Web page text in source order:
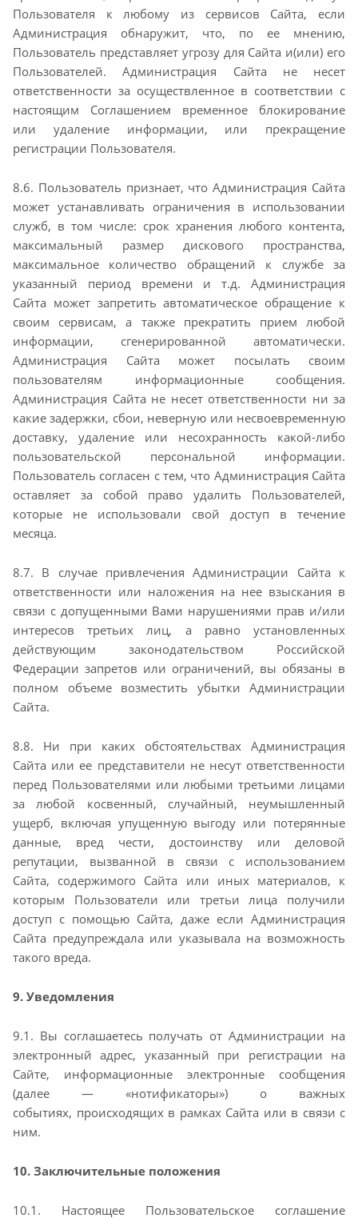
Пользователя к любому из сервисов Сайта, если
Администрация обнаружит, что, по ее мнению,
Пользователь представляет угрозу для Сайта и(или) его
Пользователей. Администрация Сайта не несет
ответственности за осуществленное в соответствии с
настоящим Соглашением временное блокирование
или удаление информации, или прекращение
регистрации Пользователя.
8.6. Пользователь признает, что Администрация Сайта
может устанавливать ограничения в использовании
служб, в том числе: срок хранения любого контента,
максимальный размер дискового пространства,
максимальное количество обращений к службе за
указанный период времени и т.д. Администрация
Сайта может запретить автоматическое обращение к
своим сервисам, а также прекратить прием любой
информации, сгенерированной автоматически.
Администрация Сайта может посылать своим
пользователям информационные сообщения.
Администрация Сайта не несет ответственности ни за
какие задержки, сбои, неверную или несвоевременную
доставку, удаление или несохранность какой-либо
пользовательской персональной информации.
Пользователь согласен с тем, что Администрация Сайта
оставляет за собой право удалить Пользователей,
которые не использовали свой доступ в течение
месяца.
8.7. В случае привлечения Администрации Сайта к
ответственности или наложения на нее взыскания в
связи с допущенными Вами нарушениями прав и/или
интересов третьих лиц, а равно установленных
действующим законодательством Российской
Федерации запретов или ограничений, вы обязаны в
полном объеме возместить убытки Администрации
Сайта.
8.8. Ни при каких обстоятельствах Администрация
Сайта или ее представители не несут ответственности
перед Пользователями или любыми третьими лицами
за любой косвенный, случайный, неумышленный
ущерб, включая упущенную выгоду или потерянные
данные, вред чести, достоинству или деловой
репутации, вызванной в связи с использованием
Сайта, содержимого Сайта или иных материалов, к
которым Пользователи или третьи лица получили
доступ с помощью Сайта, даже если Администрация
Сайта предупреждала или указывала на возможность
такого вреда.
9. Уведомления
9.1. Вы соглашаетесь получать от Администрации на
электронный адрес, указанный при регистрации на
Сайте, информационные электронные сообщения
(далее — «нотификаторы») о важных
событиях, происходящих в рамках Сайта или в связи с
ним.
10. Заключительные положения
10.1. Настоящее Пользовательское соглашение